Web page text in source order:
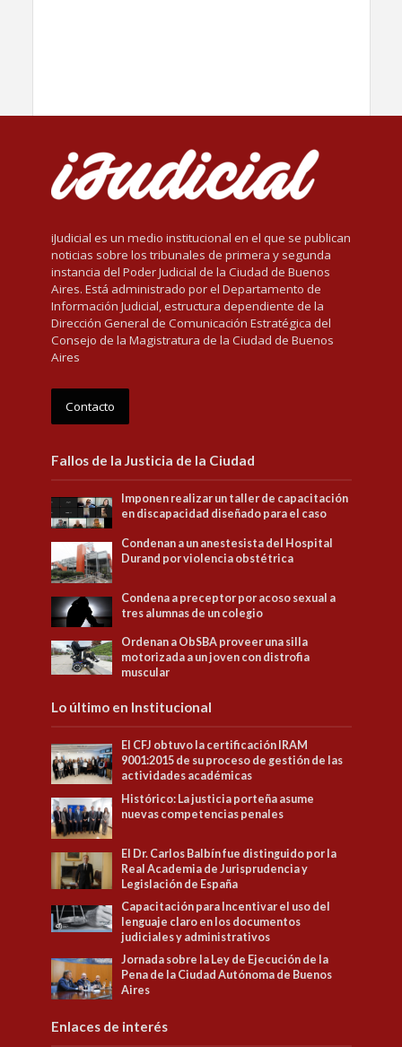
iJudicial es un medio institucional en el que se publican
noticias sobre los tribunales de primera y segunda
instancia del Poder Judicial de la Ciudad de Buenos
Aires. Está administrado por el Departamento de
Información Judicial, estructura dependiente de la
Dirección General de Comunicación Estratégica del
Consejo de la Magistratura de la Ciudad de Buenos
Aires
Contacto
Fallos de la Justicia de la Ciudad
Imponen realizar un taller de capacitación
en discapacidad diseñado para el caso
Condenan a un anestesista del Hospital
Durand por violencia obstétrica
Condena a preceptor por acoso sexual a
tres alumnas de un colegio
Ordenan a ObSBA proveer una silla
motorizada a un joven con distrofia
muscular
Lo último en Institucional
El CFJ obtuvo la certificación IRAM
9001:2015 de su proceso de gestión de las
actividades académicas
Histórico: La justicia porteña asume
nuevas competencias penales
El Dr. Carlos Balbín fue distinguido por la
Real Academia de Jurisprudencia y
Legislación de España
Capacitación para Incentivar el uso del
lenguaje claro en los documentos
judiciales y administrativos
Jornada sobre la Ley de Ejecución de la
Pena de la Ciudad Autónoma de Buenos
Aires
Enlaces de interés